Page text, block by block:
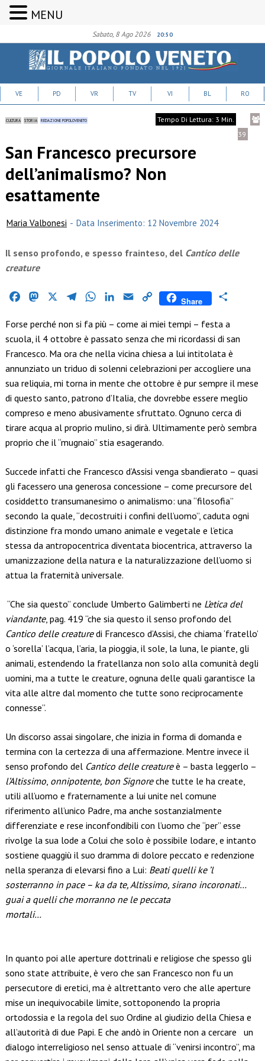
Sabato, 8 Ago 2026 20:50
VE PD VR TV VI BL RO
CULTURA STORIA REDAZIONE POPOLOVENETO
Tempo Di Lettura: 3 Min.
39
San Francesco precursore
dell’animalismo? Non
esattamente
Maria Valbonesi - Data Inserimento: 12 Novembre 2024
Il senso profondo, e spesso frainteso, del Cantico delle
creature
FacebookMastodon TelegramWhatsAppLinkedIn
Email Copy
Share
Forse perché non si fa più – come ai miei tempi – festa a
scuola, il 4 ottobre è passato senza che mi ricordassi di san
Francesco. Ma ora che nella vicina chiesa a lui intitolata è
annunziato un triduo di solenni celebrazioni per accogliere una
sua reliquia, mi torna in mente che ottobre è pur sempre il mese
di questo santo, patrono d’Italia, che dovrebbe essere meglio
compreso e meno abusivamente sfruttato. Ognuno cerca di
tirare acqua al proprio mulino, si dirà. Ultimamente però sembra
proprio che il “mugnaio” stia esagerando.
Succede infatti che Francesco d’Assisi venga sbandierato – quasi
gli facessero una generosa concessione – come precursore del
cosiddetto transumanesimo o animalismo: una “filosofia”
secondo la quale, “decostruiti i confini dell’uomo”, caduta ogni
distinzione fra mondo umano animale e vegetale e l’etica
stessa da antropocentrica diventata biocentrica, attraverso la
umanizzazione della natura e la naturalizzazione dell’uomo si
attua la fraternità universale.
“Che sia questo” conclude Umberto Galimberti ne L’etica del
viandante, pag. 419 “che sia questo il senso profondo del
Cantico delle creaturedi Francesco d’Assisi, che chiama ‘fratello’
o ‘sorella’ l’acqua, l’aria, la pioggia, il sole, la luna, le piante, gli
animali, estendendo la fratellanza non solo alla comunità degli
uomini, ma a tutte le creature, ognuna delle quali garantisce la
vita alle altre dal momento che tutte sono reciprocamente
connesse”.
Un discorso assai singolare, che inizia in forma di domanda e
termina con la certezza di una affermazione. Mentre invece il
senso profondo del Cantico delle creatureè – basta leggerlo –
l’Altissimo, onnipotente, bon Signoreche tutte le ha create,
utili all’uomo e fraternamente a lui unite nel comune
riferimento all’unico Padre, ma anche sostanzialmente
differenziate e rese inconfondibili con l’uomo che “per” esse
rivolge la sua lode a Colui che solo è possibile lodare, e intanto
sostiene quaggiù il suo dramma di dolore peccato e redenzione
nella speranza di elevarsi fino a Lui: Beati quelli ke ’l
sosterranno in pace – ka da te, Altissimo, sirano incoronati…
guai a quelli che morranno ne le peccata
mortali…
In quanto poi alle aperture dottrinali e religiose che spesso gli
sono state attribuite, è vero che san Francesco non fu un
persecutore di eretici, ma è altrettanto vero che alle aperture
mise un inequivocabile limite, sottoponendo la propria
ortodossia e la regola del suo Ordine al giudizio della Chiesa e
all’autorità di due Papi. E che andò in Oriente non a cercare un
dialogo interreligioso nel senso attuale di “venirsi incontro”, ma
MENU